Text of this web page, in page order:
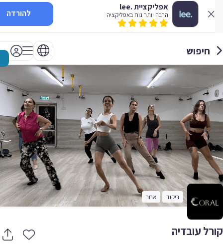
אפליקציית .lee
הרבה יותר נוח באפליקציה להורדה
חיפוש
ריקוד אחר
עובדיה